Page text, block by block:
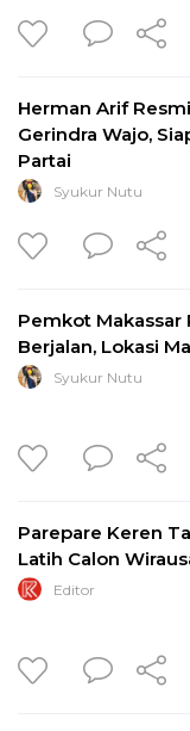
Herman Arif
Gerindra Wajo,
Partai
Syukur Nutu
Pemkot Makassar
Berjalan, Lokasi
Syukur Nutu
Parepare Keren
Latih Calon
Editor